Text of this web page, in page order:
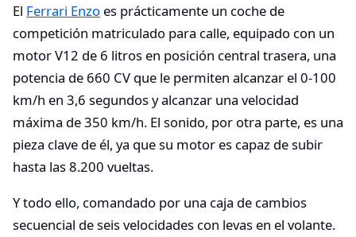
El Ferrari Enzo es prácticamente un coche de
competición matriculado para calle, equipado con un
motor V12 de 6 litros en posición central trasera, una
potencia de 660 CV que le permiten alcanzar el 0-100
km/h en 3,6 segundos y alcanzar una velocidad
máxima de 350 km/h. El sonido, por otra parte, es una
pieza clave de él, ya que su motor es capaz de subir
hasta las 8.200 vueltas.
Y todo ello, comandado por una caja de cambios
secuencial de seis velocidades con levas en el volante.